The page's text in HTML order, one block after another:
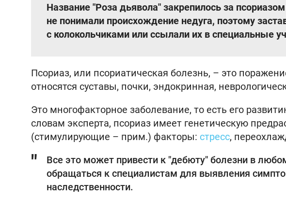
Название "Роза дьявола" закрепилось за
не понимали происхождение недуга, поэтому
с колокольчиками или ссылали их в специальные
Псориаз, или псориатическая болезнь, – это
относятся суставы, почки, эндокринная,
Это многофакторное заболевание, то есть его
словам эксперта, псориаз имеет генетическую
(стимулирующие – прим.) факторы: стресс,
Все это может привести к "дебюту" болезни в
обращаться к специалистам для выявления
наследственности.